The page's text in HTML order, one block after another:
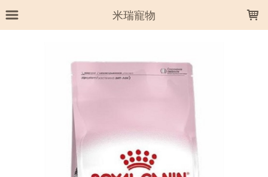
米瑞寵物